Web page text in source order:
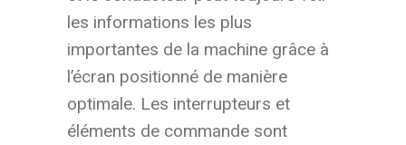
les informations les plus
importantes de la machine grâce à
l’écran positionné de manière
optimale. Les interrupteurs et
éléments de commande sont